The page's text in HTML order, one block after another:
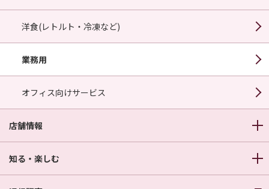
洋食(レトルト・冷凍など)
業務用
オフィス向けサービス
店舗情報
知る・楽しむ